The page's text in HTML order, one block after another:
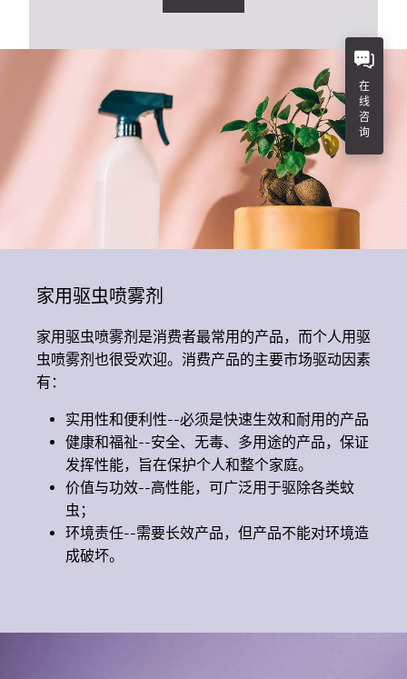
家用驱虫喷雾剂
家用驱虫喷雾剂是消费者最常用的产品，而个人用驱
虫喷雾剂也很受欢迎。消费产品的主要市场驱动因素
有：
实用性和便利性--必须是快速生效和耐用的产品
健康和福祉--安全、无毒、多用途的产品，保证
发挥性能，旨在保护个人和整个家庭。
价值与功效--高性能，可广泛用于驱除各类蚊
虫；
环境责任--需要长效产品，但产品不能对环境造
成破坏。
在
线
咨
询